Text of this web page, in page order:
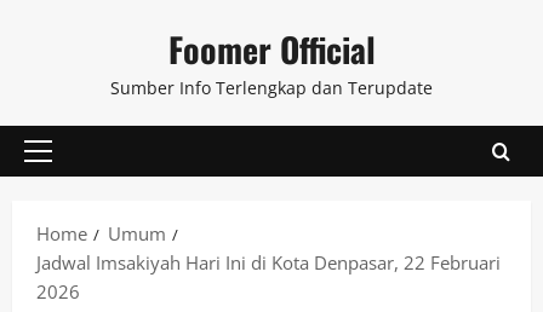
Foomer Official
Sumber Info Terlengkap dan Terupdate
Primary
Home
Umum
Jadwal Imsakiyah Hari Ini di Kota Denpasar, 22 Februari
2026